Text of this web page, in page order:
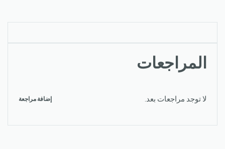
المراجعات
لا توجد مراجعات بعد. إضافة مراجعة